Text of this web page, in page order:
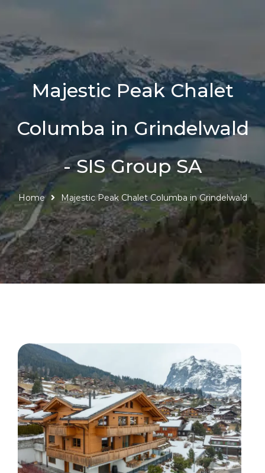
Majestic Peak Chalet
Columba in Grindelwald
- SIS Group SA
Home Majestic Peak Chalet Columba in Grindelwald